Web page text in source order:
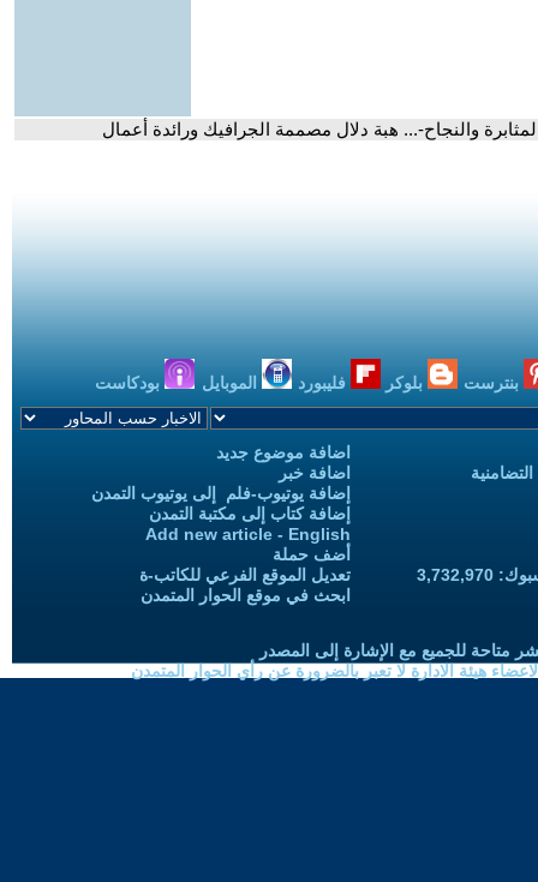
والنجاح-... هبة دلال مصممة الجرافيك ورائدة أعمال
بنترست بلوكر فليبورد الموبايل بودكاست
اضافة موضوع جديد
اضافة خبر
إضافة يوتيوب-فلم إلى يوتيوب التمدن
إضافة كتاب إلى مكتبة التمدن
Add new article - English
أضف حملة
تعديل الموقع الفرعي للكاتب-ة
ابحث في موقع الحوار المتمدن
متاحة للجميع مع الإشارة إلى المصدر
هيئة الادارة لا تعبر بالضرورة عن رأي الحوار المتمدن